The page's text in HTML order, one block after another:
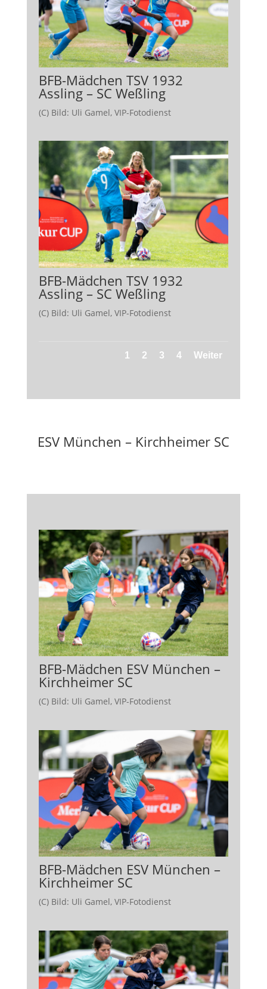
BFB-Mädchen TSV 1932
Assling – SC Weßling
(C) Bild: Uli Gamel, VIP-Fotodienst
BFB-Mädchen TSV 1932
Assling – SC Weßling
(C) Bild: Uli Gamel, VIP-Fotodienst
1 2 3 4 Weiter
ESV München – Kirchheimer SC
BFB-Mädchen ESV München –
Kirchheimer SC
(C) Bild: Uli Gamel, VIP-Fotodienst
BFB-Mädchen ESV München –
Kirchheimer SC
(C) Bild: Uli Gamel, VIP-Fotodienst